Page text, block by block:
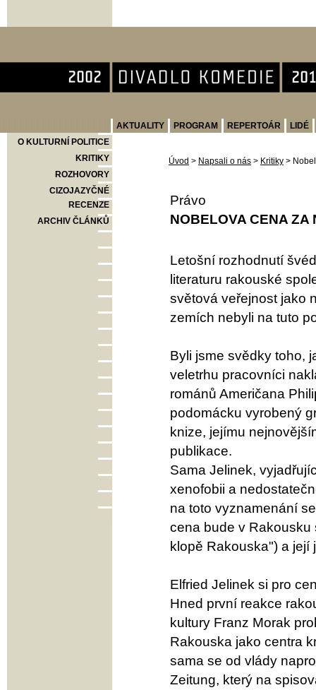
AKTUALITY PROGRAM REPERTOÁR
LIDÉ
O KULTURNÍ POLITICE
KRITIKY
ROZHOVORY
CIZOJAZYČNÉ
RECENZE
ARCHIV ČLÁNKŮ
Úvod > Napsali o nás > Kritiky >
Právo
NOBELOVA CENA ZA
Letošní rozhodnutí
literaturu rakouské
světová veřejnost jako
zemích nebyli na tuto
Byli jsme svědky toho,
veletrhu pracovníci
románů Američana
podomácku vyrobený
knize, jejímu
publikace.
Sama Jelinek,
xenofobii a
na toto vyznamenání
cena bude v Rakousku
klopě Rakouska") a její
Elfried Jelinek si pro
Hned první reakce
kultury Franz Morak
Rakouska jako centra
sama se od vlády
Zeitung, který na